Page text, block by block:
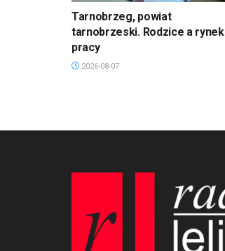
Tarnobrzeg, powiat
tarnobrzeski. Rodzice a rynek
pracy
2026-08-07